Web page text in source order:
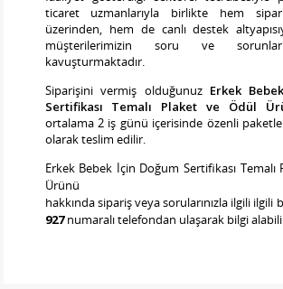
ticaret uzmanlarıyla birlikte hem
üzerinden, hem de canlı destek
müşterilerimizin soru ve
kavuşturmaktadır.
Siparişini vermiş olduğunuz Erkek
Sertifikası Temalı Plaket ve Ödül
ortalama 2 iş günü içerisinde özenli
olarak teslim edilir.
Erkek Bebek İçin Doğum Sertifikası
Ürünü
hakkında sipariş veya sorularınızla ilgili ilgili
927numaralı telefondan ulaşarak bilgi